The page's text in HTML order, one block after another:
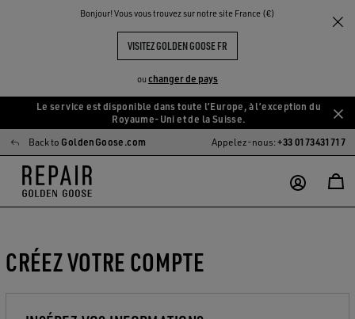
Bonjour! Vous vous trouvez sur notre site France (€)
VISITEZ GOLDEN GOOSE FR
ou changer de pays
au
contenu
principal
au
contenu
du
pied
Le service est disponible dans toute l’Europe, à l’exception du
Royaume-Uni et de la Suisse.
Back to GoldenGoose.com Appelez-nous:+33 0173431717
CRÉEZ VOTRE COMPTE